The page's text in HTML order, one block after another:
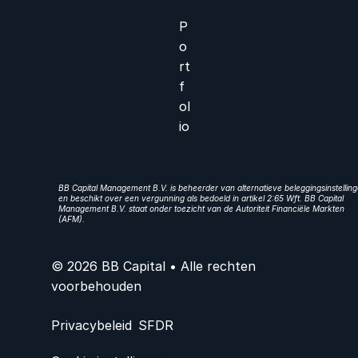
P
o
rt
f
ol
io
BB Capital Management B.V. is beheerder van alternatieve
en beschikt over een vergunning als bedoeld in artikel 2:65 Wft. BB Capital
Management B.V. staat onder toezicht van de Autoriteit Financiële Markten
(AFM).
© 2026 BB Capital • Alle rechten
voorbehouden
Privacybeleid SFDR